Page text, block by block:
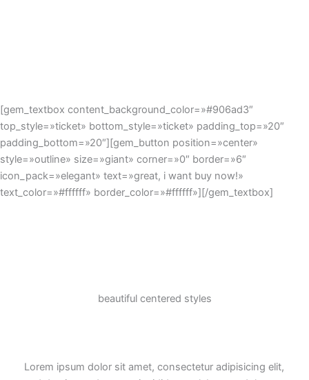
[gem_textbox content_background_color=»#906ad3″
top_style=»ticket» bottom_style=»ticket» padding_top=»20″
padding_bottom=»20″][gem_button position=»center»
style=»outline» size=»giant» corner=»0″ border=»6″
icon_pack=»elegant» text=»great, i want buy now!»
text_color=»#ffffff» border_color=»#ffffff»][/gem_textbox]
beautiful centered styles
Lorem ipsum dolor sit amet, consectetur adipisicing elit,